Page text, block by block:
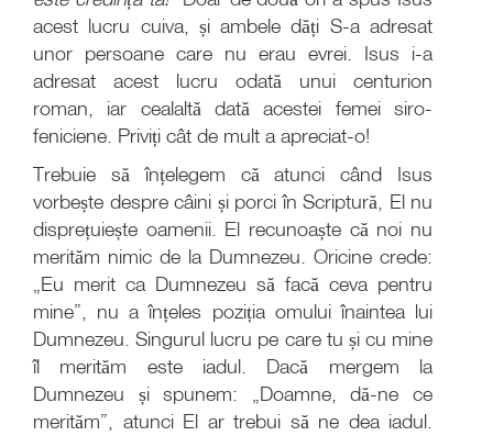
acest lucru cuiva, și ambele dăți S-a adresat
unor persoane care nu erau evrei. Isus i-a
adresat acest lucru odată unui centurion
roman, iar cealaltă dată acestei femei siro-
feniciene. Priviți cât de mult a apreciat-o!
Trebuie să înțelegem că atunci când Isus
vorbește despre câini și porci în Scriptură, El nu
disprețuiește oamenii. El recunoaște că noi nu
merităm nimic de la Dumnezeu. Oricine crede:
„Eu merit ca Dumnezeu să facă ceva pentru
mine”, nu a înțeles poziția omului înaintea lui
Dumnezeu. Singurul lucru pe care tu și cu mine
îl merităm este iadul. Dacă mergem la
Dumnezeu și spunem: „Doamne, dă-ne ce
merităm”, atunci El ar trebui să ne dea iadul.